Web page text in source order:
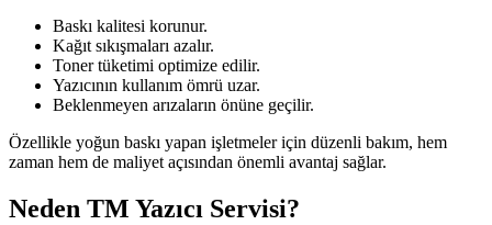
Baskı kalitesi korunur.
Kağıt sıkışmaları azalır.
Toner tüketimi optimize edilir.
Yazıcının kullanım ömrü uzar.
Beklenmeyen arızaların önüne geçilir.
Özellikle yoğun baskı yapan işletmeler için düzenli bakım, hem
zaman hem de maliyet açısından önemli avantaj sağlar.
Neden TM Yazıcı Servisi?